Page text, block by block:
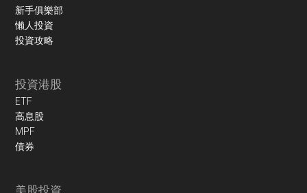
新手俱樂部
懶人投資
投資攻略
投資港股
ETF
高息股
MPF
債券
美股投資